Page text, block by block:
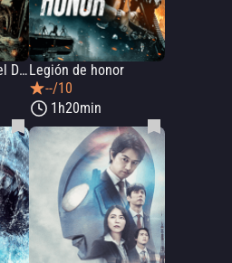
La conspiración del DiabloLegión de honor
--/10
1h20min